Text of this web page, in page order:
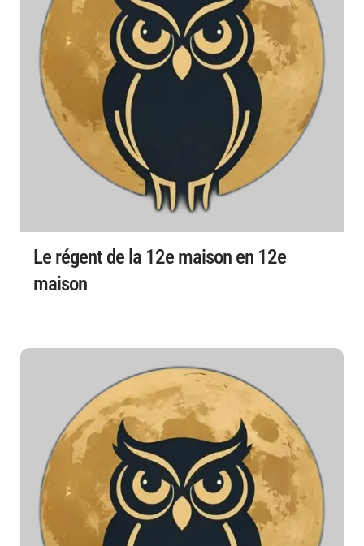
Le régent de la 12e maison en 12e
maison